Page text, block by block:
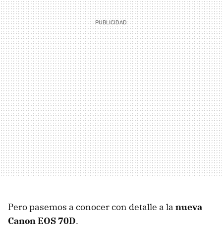
Pero pasemos a conocer con detalle a la nueva
Canon EOS 70D.